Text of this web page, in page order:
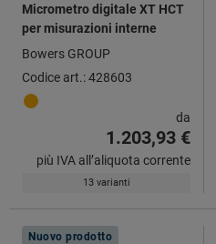
Micrometro digitale XT HCT
per misurazioni interne
Bowers GROUP
Codice art.: 428603
da
1.203,93 €
più IVA all’aliquota corrente
13 varianti
Nuovo prodotto